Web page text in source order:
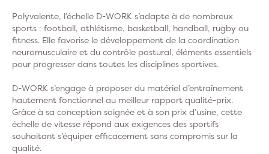
Polyvalente, l’échelle D-WORK s’adapte à de nombreux
sports : football, athlétisme, basketball, handball, rugby ou
fitness. Elle favorise le développement de la coordination
neuromusculaire et du contrôle postural, éléments essentiels
pour progresser dans toutes les disciplines sportives.
D-WORK s’engage à proposer du matériel d’entraînement
hautement fonctionnel au meilleur rapport qualité-prix.
Grâce à sa conception soignée et à son prix d’usine, cette
échelle de vitesse répond aux exigences des sportifs
souhaitant s’équiper efficacement sans compromis sur la
qualité.